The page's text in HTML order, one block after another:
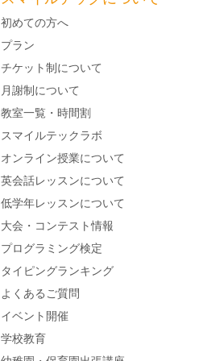
初めての方へ
プラン
チケット制について
月謝制について
教室一覧・時間割
​スマイルテックラボ
​オンライン授業について
​英会話レッスンについて
低学年レッスンについて
大会・コンテスト情報
プログラミング検定
タイピングランキング
​よくあるご質問
​イベント​開催
学校教育